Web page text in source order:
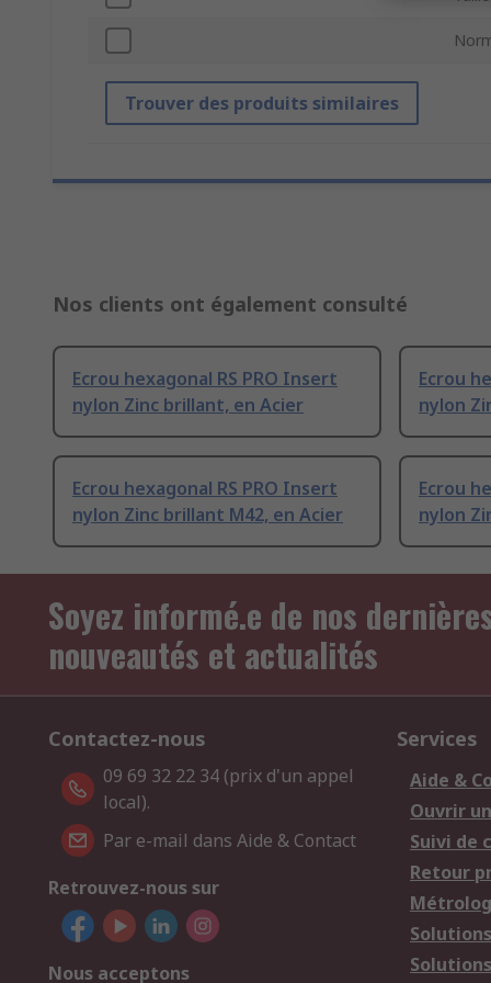
Trouver des produits similaires
Nos clients ont également consulté
Ecrou hexagonal RS PRO Insert
nylon Zinc brillant, en Acier
Ecrou
nylon
Ecrou hexagonal RS PRO Insert
nylon Zinc brillant M42, en Acier
Ecrou
nylon
Soyez informé.e de nos
nouveautés et actualités
Contactez-nous
09 69 32 22 34 (prix d'un appel
local).
Par e-mail dans Aide & Contact
Retrouvez-nous sur
Nous acceptons
Services
Aide &
Ouvrir
Suivi de
Retour